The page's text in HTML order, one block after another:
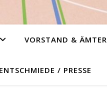
VORSTAND & ÄMTER
/ PRESSE